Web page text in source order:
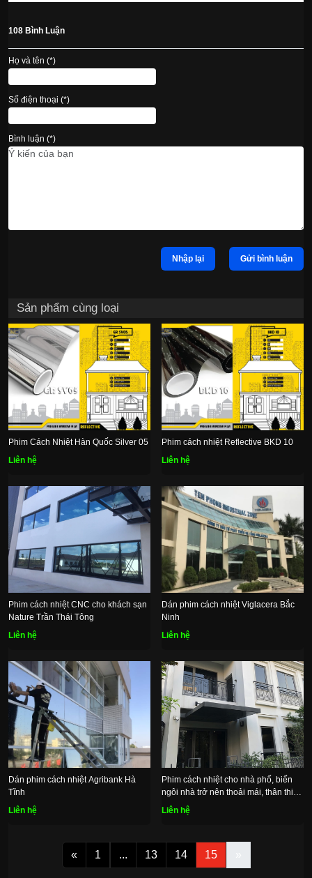
108 Bình Luận
Họ và tên (*)
Số điện thoại (*)
Bình luận (*)
Nhập lại Gửi bình luận
Sản phẩm cùng loại
Phim Cách Nhiệt Hàn Quốc Silver 05
Liên hệ
Phim cách nhiệt Reflective BKD 10
Liên hệ
Phim cách nhiệt CNC cho khách sạn
Nature Trần Thái Tông
Liên hệ
Dán phim cách nhiệt Viglacera Bắc
Ninh
Liên hệ
Dán phim cách nhiệt Agribank Hà
Tĩnh
Liên hệ
Phim cách nhiệt cho nhà phố, biến
ngôi nhà trở nên thoải mái, thân thiện
và kết nối hơn
Liên hệ
« 1 ... 13 14 15